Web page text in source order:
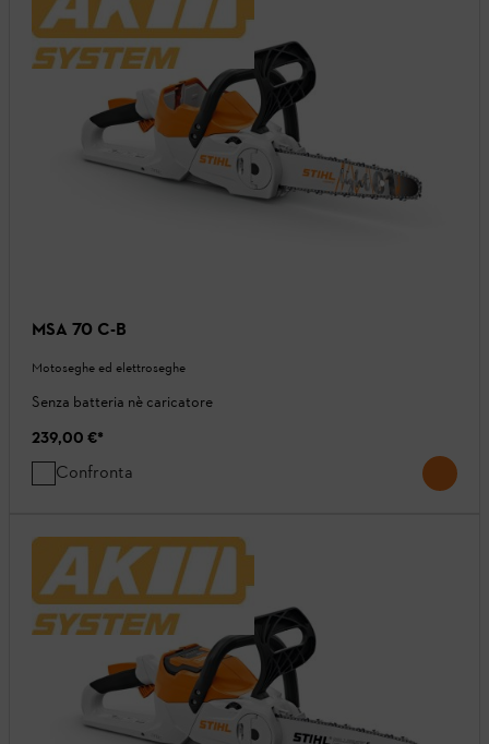
MSA 70 C-B
Motoseghe ed elettroseghe
Senza batteria nè caricatore
239,00 €*
Confronta